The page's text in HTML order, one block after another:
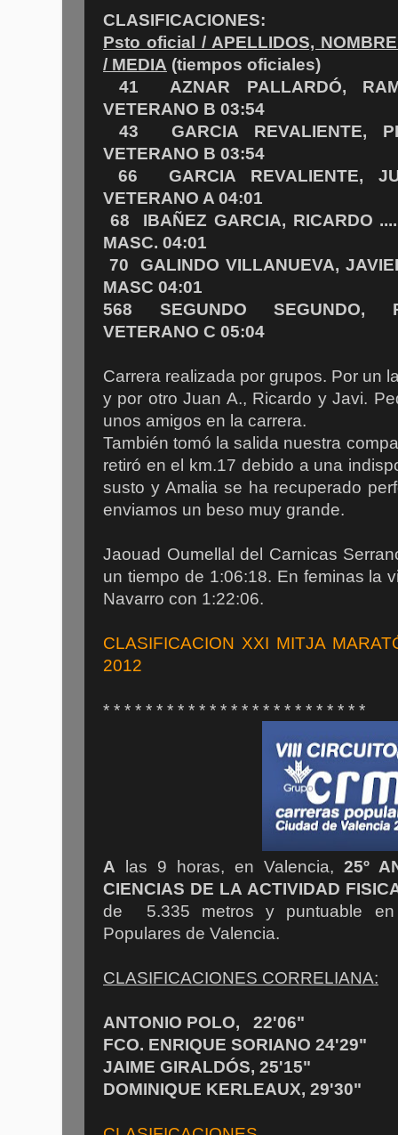
CLASIFICACIONES:
Psto oficial / APELLIDOS,
/ MEDIA (tiempos oficiales)
41 AZNAR PALLARDÓ,
VETERANO B 03:54
43 GARCIA REVALIENTE,
VETERANO B 03:54
66 GARCIA REVALIENTE,
VETERANO A 04:01
68 IBAÑEZ GARCIA, RICARDO
MASC. 04:01
70 GALINDO VILLANUEVA,
MASC 04:01
568 SEGUNDO SEGUNDO,
VETERANO C 05:04
Carrera realizada por grupos. Por un
y por otro Juan A., Ricardo y Javi.
unos amigos en la carrera.
También tomó la salida nuestra
retiró en el km.17 debido a una
susto y Amalia se ha recuperado
enviamos un beso muy grande.
Jaouad Oumellal del Carnicas
un tiempo de 1:06:18. En feminas la
Navarro con 1:22:06.
CLASIFICACION XXI MITJA
2012
* * * * * * * * * * * * * * * * * * * * * * * * *
A las 9 horas, en Valencia, 25º
CIENCIAS DE LA ACTIVIDAD
de 5.335 metros y puntuable en
Populares de Valencia.
CLASIFICACIONES CORRELIANA:
ANTONIO POLO, 22'06"
FCO. ENRIQUE SORIANO 24'29"
JAIME GIRALDÓS, 25'15"
DOMINIQUE KERLEAUX, 29'30"